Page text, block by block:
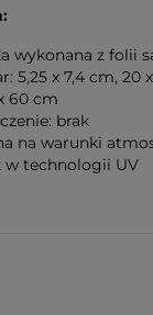
wykonana z folii
5,25 x 7,4 cm, 20
60 cm
brak
na warunki
w technologii UV